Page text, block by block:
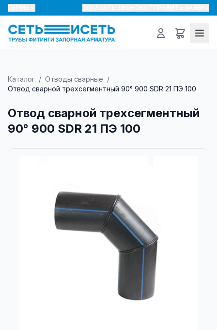
Каталог / Отводы сварные /
Отвод сварной трехсегментный 90° 900 SDR 21 ПЭ 100
Отвод сварной трехсегментный
90° 900 SDR 21 ПЭ 100